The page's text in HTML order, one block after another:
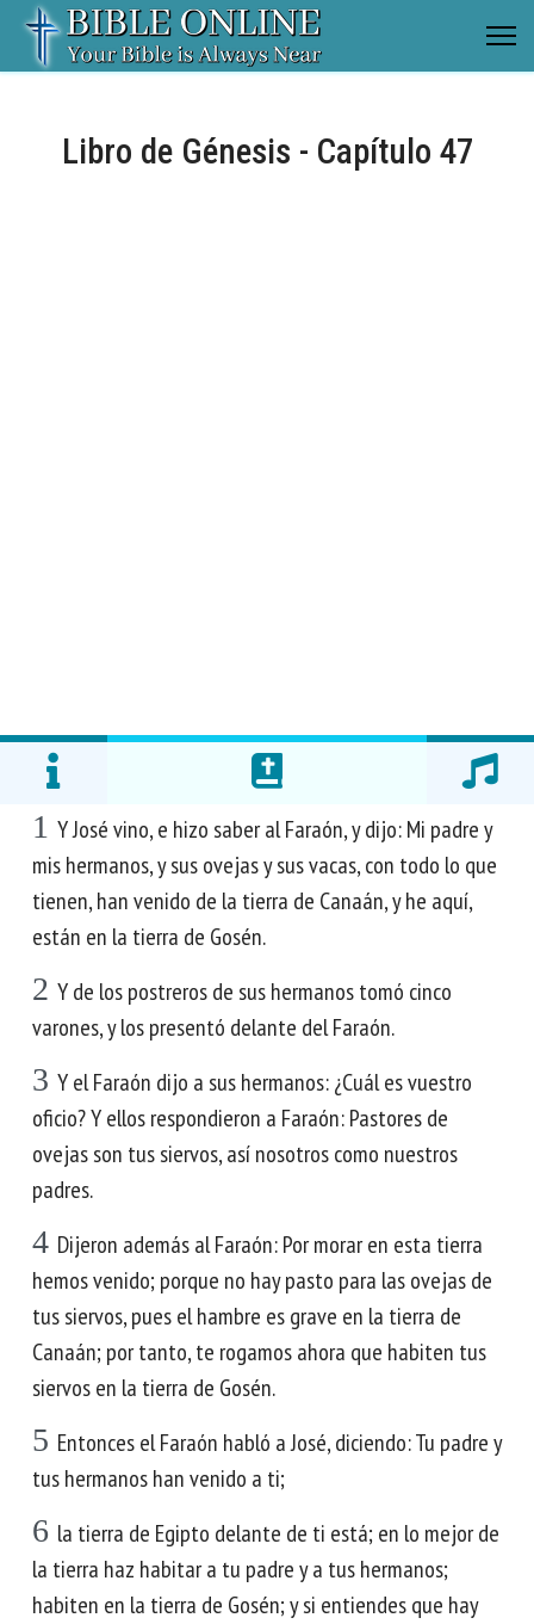
Libro de Génesis - Capítulo 47
1 Y José vino, e hizo saber al Faraón, y dijo: Mi padre y
mis hermanos, y sus ovejas y sus vacas, con todo lo que
tienen, han venido de la tierra de Canaán, y he aquí,
están en la tierra de Gosén.
2 Y de los postreros de sus hermanos tomó cinco
varones, y los presentó delante del Faraón.
3 Y el Faraón dijo a sus hermanos: ¿Cuál es vuestro
oficio? Y ellos respondieron a Faraón: Pastores de
ovejas son tus siervos, así nosotros como nuestros
padres.
4 Dijeron además al Faraón: Por morar en esta tierra
hemos venido; porque no hay pasto para las ovejas de
tus siervos, pues el hambre es grave en la tierra de
Canaán; por tanto, te rogamos ahora que habiten tus
siervos en la tierra de Gosén.
5 Entonces el Faraón habló a José, diciendo: Tu padre y
tus hermanos han venido a ti;
6 la tierra de Egipto delante de ti está; en lo mejor de
la tierra haz habitar a tu padre y a tus hermanos;
habiten en la tierra de Gosén; y si entiendes que hay